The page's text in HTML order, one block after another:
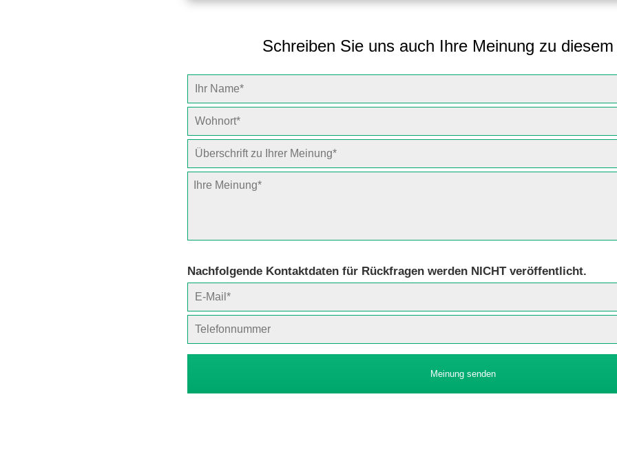
Schreiben Sie uns auch Ihre Meinung zu
Nachfolgende Kontaktdaten für Rückfragen werden NICHT veröffentlicht.
Meinung senden